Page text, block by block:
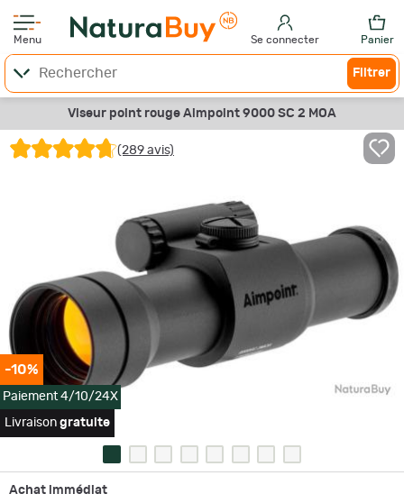
Menu Se connecter Panier
Filtrer
Viseur point rouge Aimpoint 9000 SC 2 MOA
(289 avis)
-10%
Paiement 4/10/24X
Livraison gratuite
Achat immédiat